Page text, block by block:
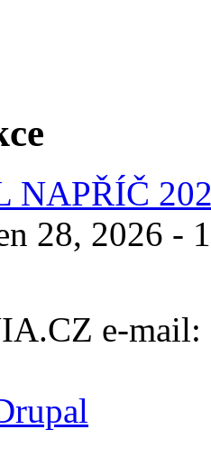
NAPŘÍČ
28, 2026 -
e-mail: